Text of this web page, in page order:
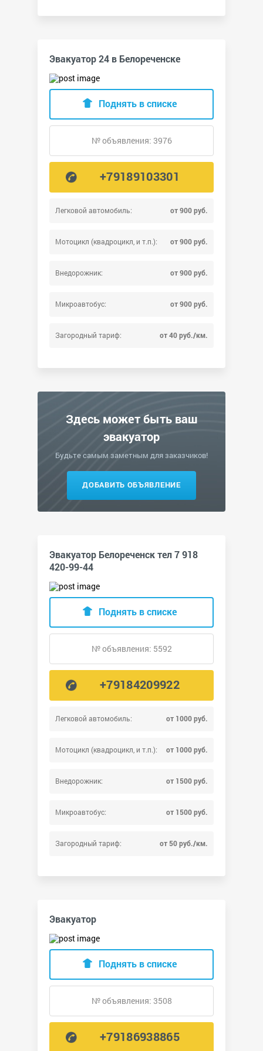
Эвакуатор 24 в Белореченске
Легковой автомобиль: от 900 руб.
Мотоцикл (квадроцикл, и т.п.): от 900 руб.
Внедорожник: от 900 руб.
Микроавтобус: от 900 руб.
Загородный тариф: от 40 руб./км.
Поднять в списке
№ объявления: 3976
+79189103301
Здесь может быть ваш
эвакуатор
Будьте самым заметным для заказчиков!
ДОБАВИТЬ ОБЪЯВЛЕНИЕ
Эвакуатор Белореченск тел 7 918
420-99-44
Легковой автомобиль: от 1000 руб.
Мотоцикл (квадроцикл, и т.п.): от 1000 руб.
Внедорожник: от 1500 руб.
Микроавтобус: от 1500 руб.
Загородный тариф: от 50 руб./км.
Поднять в списке
№ объявления: 5592
+79184209922
Эвакуатор
Поднять в списке
№ объявления: 3508
+79186938865